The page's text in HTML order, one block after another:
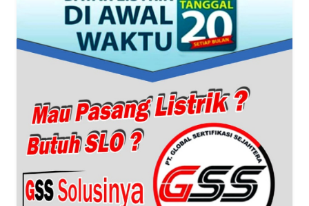
BARAT
WN
SERAMBI
WN
JAMBI